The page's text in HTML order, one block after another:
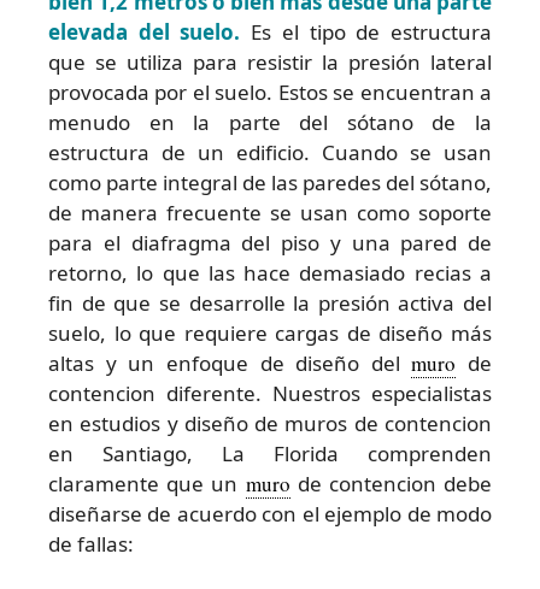
elevada del suelo. Es el tipo de estructura
que se utiliza para resistir la presión lateral
provocada por el suelo. Estos se encuentran a
menudo en la parte del sótano de la
estructura de un edificio. Cuando se usan
como parte integral de las paredes del sótano,
de manera frecuente se usan como soporte
para el diafragma del piso y una pared de
retorno, lo que las hace demasiado recias a
fin de que se desarrolle la presión activa del
suelo, lo que requiere cargas de diseño más
altas y un enfoque de diseño delmuro de
contencion diferente. Nuestros especialistas
en estudios y diseño de muros de contencion
en Santiago, La Florida comprenden
claramente que un muro de contencion debe
diseñarse de acuerdo con el ejemplo de modo
de fallas: